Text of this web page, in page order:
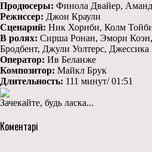
Продюсеры: Финола Двайер,
Режиссер: Джон Краули
Сценарий: Ник Хорнби, Колм
В ролях: Сирша Ронан, Эмори
Бродбент, Джули Уолтерс, Джессика
Оператор: Ив Беланже
Композитор: Майкл Брук
Длительность: 111 минут/ 01:51
Зачекайте, будь ласка...
Коментарі